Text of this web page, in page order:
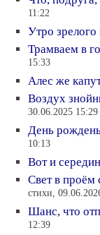
11:22
Утро
Трамваем в
15:33
Алес же
Воздух
30.06.2025 15:29
День
10:13
Вот и
Свет в проём
стихи,
Шанс, что
12:39